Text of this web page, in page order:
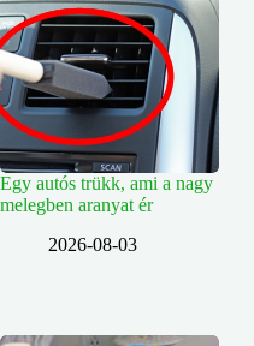
Egy autós trükk, ami a nagy
melegben aranyat ér
2026-08-03